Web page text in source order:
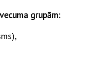
grupām: